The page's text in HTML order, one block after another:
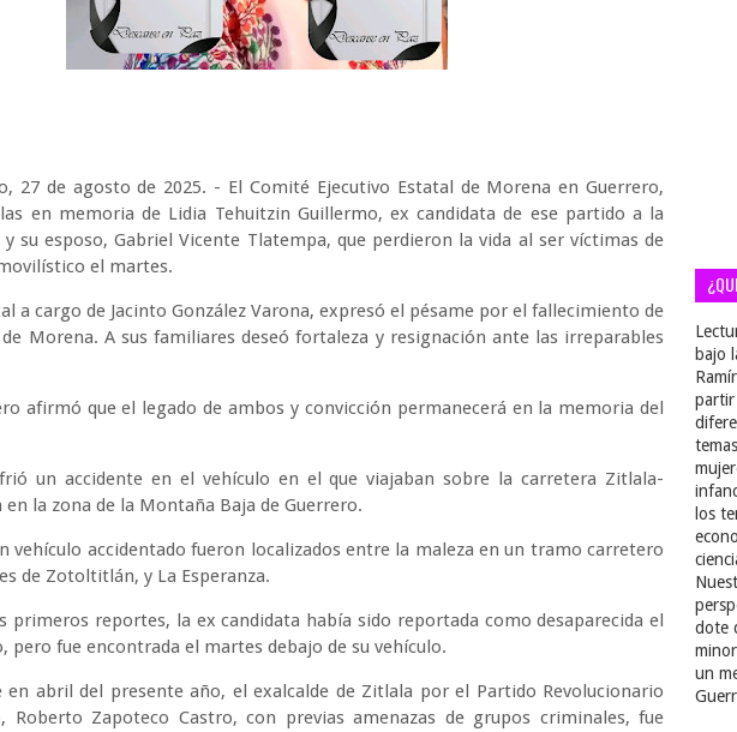
27 de agosto de 2025. - El Comité Ejecutivo Estatal de Morena en Guerrero,
en memoria de Lidia Tehuitzin Guillermo, ex candidata de ese partido a la
su esposo, Gabriel Vicente Tlatempa, que perdieron la vida al ser víctimas de
el martes.
a cargo de Jacinto González Varona, expresó el pésame por el fallecimiento de
Morena. A sus familiares deseó fortaleza y resignación ante las irreparables
afirmó que el legado de ambos y convicción permanecerá en la memoria del
un accidente en el vehículo en el que viajaban sobre la carretera Zitlala-
la zona de la Montaña Baja de Guerrero.
vehículo accidentado fueron localizados entre la maleza en un tramo carretero
de Zotoltitlán, y La Esperanza.
primeros reportes, la ex candidata había sido reportada como desaparecida el
pero fue encontrada el martes debajo de su vehículo.
en abril del presente año, el exalcalde de Zitlala por el Partido Revolucionario
Roberto Zapoteco Castro, con previas amenazas de grupos criminales, fue
bajo
partir
los
dote
un